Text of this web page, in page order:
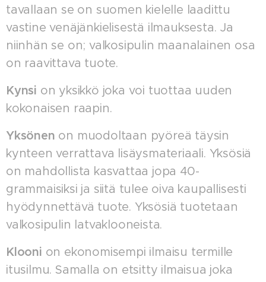
tavallaan se on suomen kielelle laadittu
vastine venäjänkielisestä ilmauksesta. Ja
niinhän se on; valkosipulin maanalainen osa
on raavittava tuote.
Kynsi on yksikkö joka voi tuottaa uuden
kokonaisen raapin.
Yksönen on muodoltaan pyöreä täysin
kynteen verrattava lisäysmateriaali. Yksösiä
on mahdollista kasvattaa jopa 40-
grammaisiksi ja siitä tulee oiva kaupallisesti
hyödynnettävä tuote. Yksösiä tuotetaan
valkosipulin latvaklooneista.
Klooni on ekonomisempi ilmaisu termille
itusilmu. Samalla on etsitty ilmaisua joka